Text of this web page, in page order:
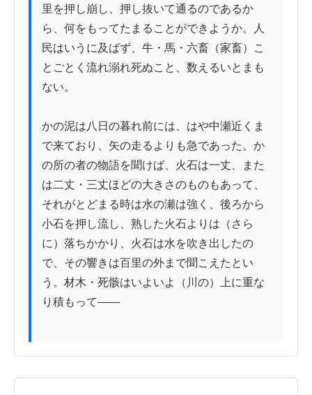
里を押し崩し、押し抜いて通るのであるか
ら、何をもってたまることができようか。人
民はいうに及ばず、牛・馬・六畜（家畜）こ
とごとく流れ溺れ死ぬこと、数えるいとまも
ない。
かの泥は八日の暮れ前には、はや中瀬近くま
で来ており、矢の走るよりも急であった。か
の所の者の物語を聞けば、火石は一丈、また
は二丈・三丈ほどの大きさのものもあって、
それがとどまる時は水の瀬は強く、後ろから
小石を押し流し、熟した火石よりは（さら
に）落ちかかり、火石は水を吹き出したの
で、その響きは百里の外まで聞こえたとい
う。材木・死骸はいよいよ（川の）上に重な
り積もって——